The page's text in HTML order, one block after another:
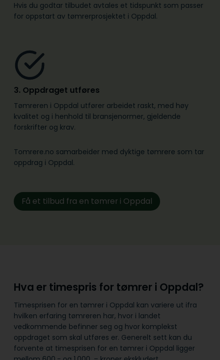
Hvis du godtar tilbudet avtales et tidspunkt som passer
for oppstart av tømrerprosjektet i Oppdal.
3. Oppdraget utføres
Tømreren i Oppdal utfører arbeidet raskt, med høy
kvalitet og i henhold til bransje­normer, gjeldende
forskrifter og krav.
Tomrere.no samarbeider med dyktige tømrere som tar
oppdrag i Oppdal.
Få et tilbud fra en tømrer i Oppdal
Hva er timespris for tømrer i Oppdal?
Timesprisen for en tømrer i Oppdal kan variere ut ifra
hvilken erfaring tømreren har, hvor i landet
vedkommende befinner seg og hvor komplekst
oppdraget som skal utføres er. Generelt sett kan du
forvente at timesprisen for en tømrer i Oppdal ligger